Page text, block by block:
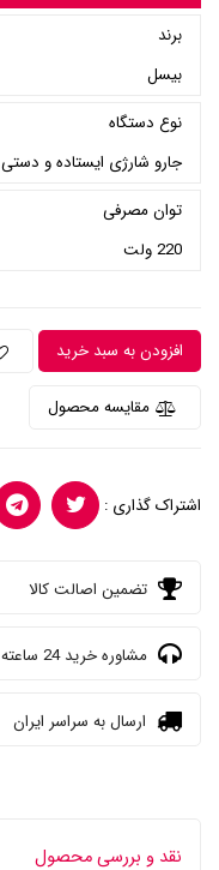
برند
بیسل
نوع دستگاه
جارو شارژی ایستاده و دستی
توان مصرفی
220 ولت
افزودن به سبد خرید
مقایسه محصول
اشتراک گذاری :
تضمین اصالت کالا
مشاوره خرید 24 ساعته
ارسال به سراسر ایران
نقد و بررسی محصول